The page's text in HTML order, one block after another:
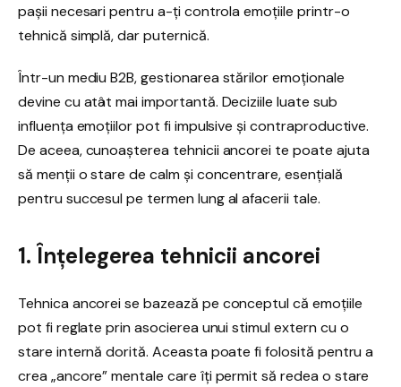
pașii necesari pentru a-ți controla emoțiile printr-o
tehnică simplă, dar puternică.
Într-un mediu B2B, gestionarea stărilor emoționale
devine cu atât mai importantă. Deciziile luate sub
influența emoțiilor pot fi impulsive și contraproductive.
De aceea, cunoașterea tehnicii ancorei te poate ajuta
să menții o stare de calm și concentrare, esențială
pentru succesul pe termen lung al afacerii tale.
1. Înțelegerea tehnicii ancorei
Tehnica ancorei se bazează pe conceptul că emoțiile
pot fi reglate prin asocierea unui stimul extern cu o
stare internă dorită. Aceasta poate fi folosită pentru a
crea „ancore” mentale care îți permit să redea o stare